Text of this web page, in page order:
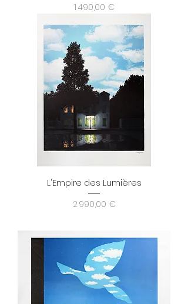
Prix
1 490,00 €
L'Empire des Lumières
Prix
2 990,00 €